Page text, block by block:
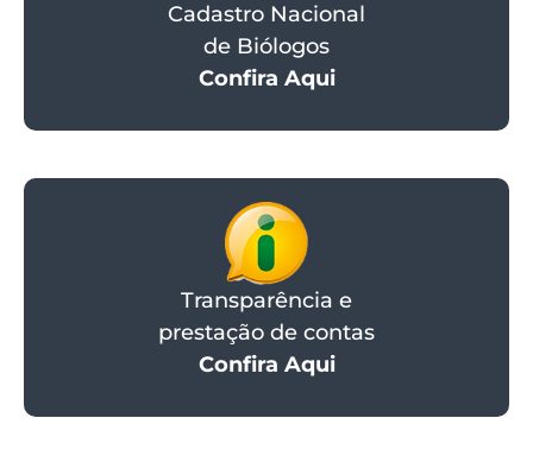
Cadastro Nacional
de Biólogos
Confira Aqui
Transparência e
prestação de contas
Confira Aqui